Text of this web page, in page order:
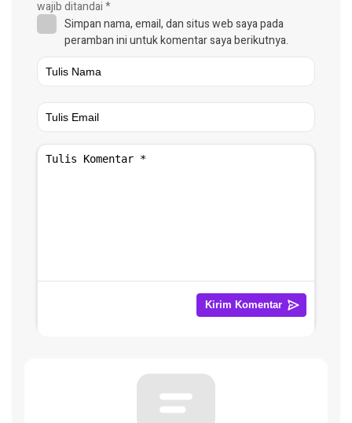
wajib ditandai*
Simpan nama, email, dan situs web saya pada
peramban ini untuk komentar saya berikutnya.